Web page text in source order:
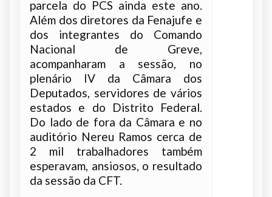
parcela do PCS ainda este ano.
Além dos diretores da Fenajufe e
dos integrantes do Comando
Nacional de Greve,
acompanharam a sessão, no
plenário IV da Câmara dos
Deputados, servidores de vários
estados e do Distrito Federal.
Do lado de fora da Câmara e no
auditório Nereu Ramos cerca de
2 mil trabalhadores também
esperavam, ansiosos, o resultado
da sessão da CFT.